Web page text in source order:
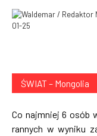
01-25
ŚWIAT – Mongolia
Co najmniej 6 osób
rannych w wyniku